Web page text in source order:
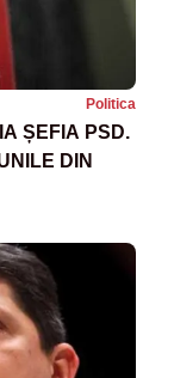
Politica
ȘEFIA PSD.
DIN